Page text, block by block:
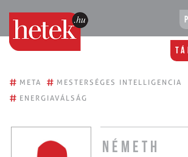
# META # MESTERSÉGES INTELLIGENCIA
# ENERGIAVÁLSÁG
NÉMETH